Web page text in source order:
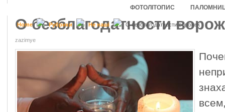
ФОТОЛІТОПИС
Home Рубрики Не наші О безблагодатности ворожек
О безблагодатности
zazimye